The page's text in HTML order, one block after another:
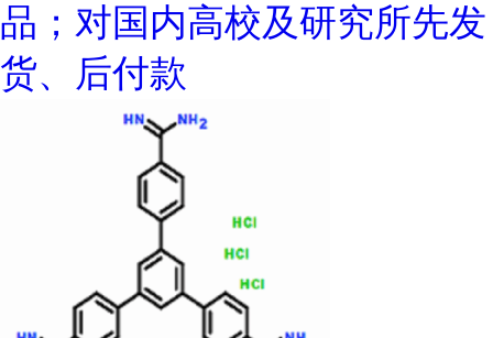
品；对国内高校及研究所先发
货、后付款